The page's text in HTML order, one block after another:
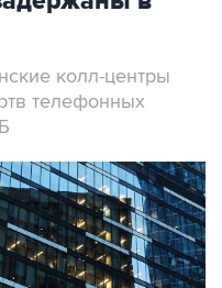
колл-центры